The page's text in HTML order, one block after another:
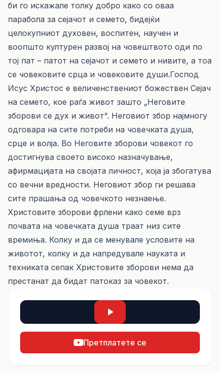
би го искажале толку добро како со оваа
парабола за сејачот и семето, бидејќи
целокупниот духовен, воспитен, научен и
воопшто културен развој на човештвото оди по
тој пат – патот на сејачот и семето и нивите, а тоа
се човековите срца и човековите души.Господ
Исус Христос е величенствениот божествен Сејач
на семето, кое раѓа живот зашто „Неговите
зборови се дух и живот“. Неговиот збор најмногу
одговара на сите потреби на човечката душа,
срце и волја. Во Неговите зборови човекот го
достигнува своето високо назначување,
афирмацијата на својата личност, која ја збогатува
со вечни вредности. Неговиот збор ги решава
сите прашања од човечкото незнаење.
Христовите зборови фрлени како семе врз
почвата на човечката душа траат низ сите
времиња. Колку и да се менувале условите на
животот, колку и да напредувале науката и
техниката сепак Христовите зборови нема да
престанат да бидат патоказ за човекот.
Претплатете се